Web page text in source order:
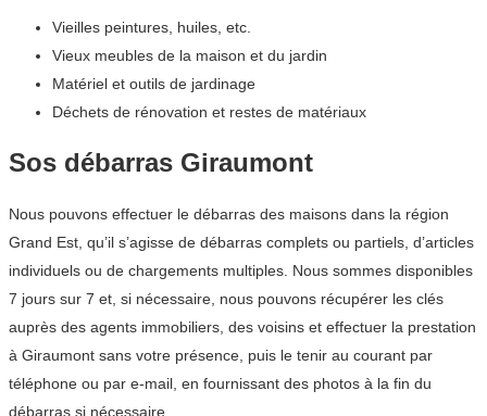
Vieilles peintures, huiles, etc.
Vieux meubles de la maison et du jardin
Matériel et outils de jardinage
Déchets de rénovation et restes de matériaux
Sos débarras Giraumont
Nous pouvons effectuer le débarras des maisons dans la région
Grand Est, qu’il s’agisse de débarras complets ou partiels, d’articles
individuels ou de chargements multiples. Nous sommes disponibles
7 jours sur 7 et, si nécessaire, nous pouvons récupérer les clés
auprès des agents immobiliers, des voisins et effectuer la prestation
à Giraumont sans votre présence, puis le tenir au courant par
téléphone ou par e-mail, en fournissant des photos à la fin du
débarras si nécessaire.